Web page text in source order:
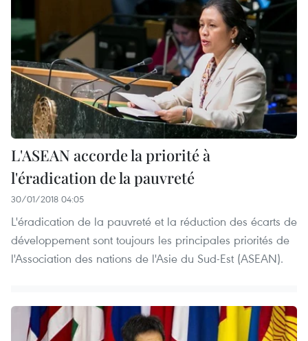
L'ASEAN accorde la priorité à
l'éradication de la pauvreté
30/01/2018 04:05
L'éradication de la pauvreté et la réduction des écarts de
développement sont toujours les principales priorités de
l'Association des nations de l'Asie du Sud-Est (ASEAN).